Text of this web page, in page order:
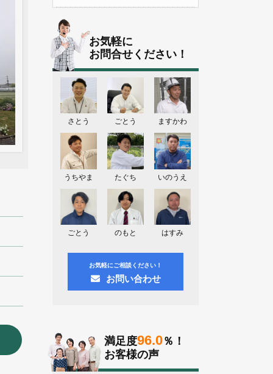
埼玉県熊谷市M様よりお問い合わせ頂
きました。ありがとう御座います！
埼玉県熊谷市S様よりお問い合わせ頂
きました。ありがとう御座います！
群馬県伊勢崎市K様よりお問い合わせ
頂きました。ありがとう御座います！
東京都葛飾区N様よりお問い合わせ頂
2026.08.03
神奈川県川崎市A様よりお問い合わせ
頂きました。ありがとう御座います！
群馬県高崎市E様よりお問い合わせ頂
きました。ありがとう御座います！
2026.08.02
東京都練馬区K様よりお問い合わせ頂
お気軽に
お問合せください！
さとう ごとう ますかわ
うちやま たぐち いのうえ
ごとう のもと はすみ
お気軽にご相談ください！
お問い合わせ
満足度96.0％！
お客様の声